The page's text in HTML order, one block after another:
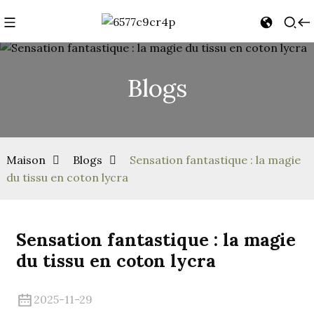
Blogs
Maison Blogs
Sensation fantastique : la magie
du tissu en coton lycra
Sensation fantastique : la magie
du tissu en coton lycra
2025-11-29